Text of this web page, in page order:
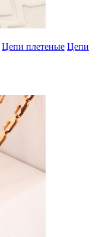
Цепи плетеные Цепи